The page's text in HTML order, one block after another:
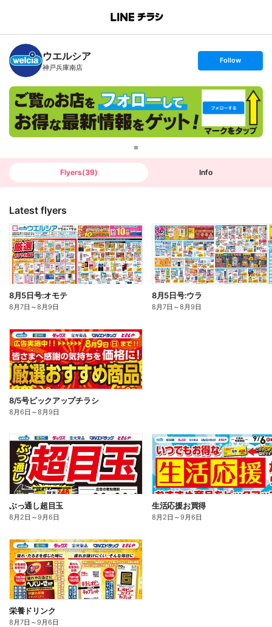
B
n
c
h
T
ウエルシア
神戸兵庫南店
s
t
o
l
o
w
Follow
Flyers(39) Info
Latest flyers
8月5日号:オモテ
8月7日 ～8月9日
8月5日号:ウラ
8月7日 ～8月9日
8/5号ピックアップチラシ
8月6日 ～8月9日
ぶっ通し超目玉
8月2日 ～9月6日
生活応援お買得
8月2日 ～9月6日
栄養ドリンク
8月7日 ～9月6日